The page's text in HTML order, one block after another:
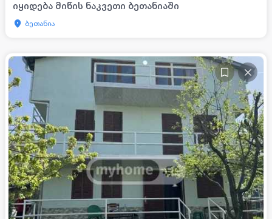
იყიდება მიწის ნაკვეთი ბეთანიაში
ბეთანია